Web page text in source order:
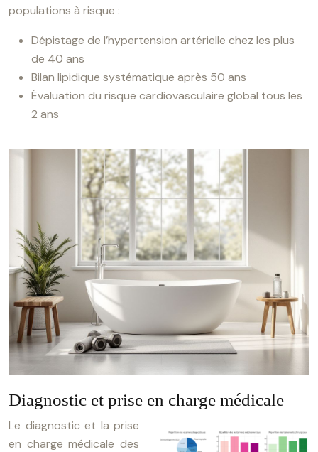
populations à risque :
Dépistage de l’hypertension artérielle chez les plus
de 40 ans
Bilan lipidique systématique après 50 ans
Évaluation du risque cardiovasculaire global tous les
2 ans
Diagnostic et prise en charge médicale
Le diagnostic et la prise
en charge médicale des